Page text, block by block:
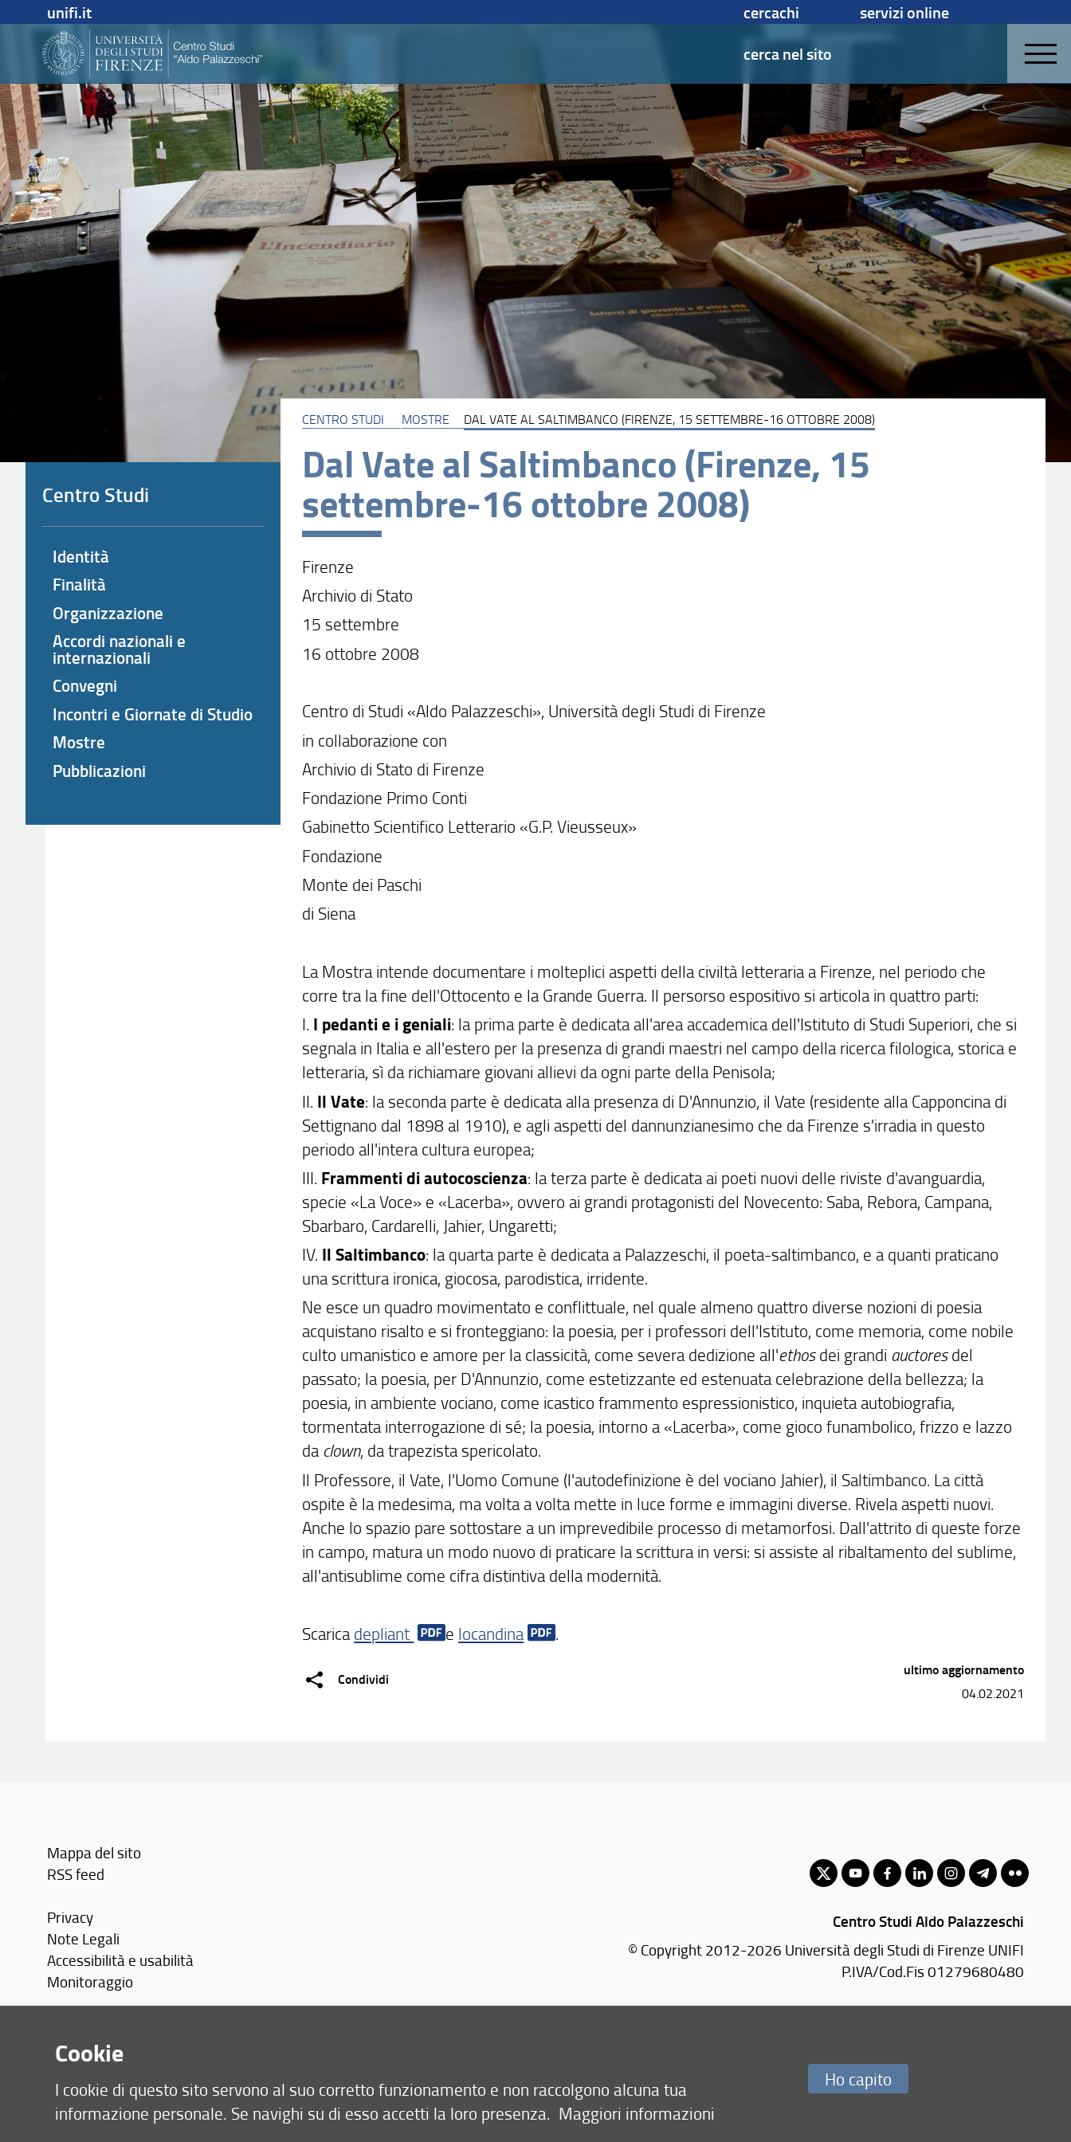
unifi.it cercachi
servizi online
cerca nel sito
CENTRO STUDI MOSTRE DAL VATE AL SALTIMBANCO (FIRENZE, 15 SETTEMBRE-16 OTTOBRE 2008)
Dal Vate al Saltimbanco (Firenze, 15
settembre-16 ottobre 2008)
Firenze
Archivio di Stato
15 settembre
16 ottobre 2008
Centro di Studi «Aldo Palazzeschi», Università degli Studi di Firenze
in collaborazione con
Archivio di Stato di Firenze
Fondazione Primo Conti
Gabinetto Scientifico Letterario «G.P. Vieusseux»
Fondazione
Monte dei Paschi
di Siena
La Mostra intende documentare i molteplici aspetti della civiltà letteraria a Firenze, nel periodo che
corre tra la fine dell'Ottocento e la Grande Guerra. Il persorso espositivo si articola in quattro parti:
I. I pedanti e i geniali: la prima parte è dedicata all'area accademica dell'Istituto di Studi Superiori, che si
segnala in Italia e all'estero per la presenza di grandi maestri nel campo della ricerca filologica, storica e
letteraria, sì da richiamare giovani allievi da ogni parte della Penisola;
II. Il Vate: la seconda parte è dedicata alla presenza di D'Annunzio, il Vate (residente alla Capponcina di
Settignano dal 1898 al 1910), e agli aspetti del dannunzianesimo che da Firenze s'irradia in questo
periodo all'intera cultura europea;
III. Frammenti di autocoscienza: la terza parte è dedicata ai poeti nuovi delle riviste d'avanguardia,
specie «La Voce» e «Lacerba», ovvero ai grandi protagonisti del Novecento: Saba, Rebora, Campana,
Sbarbaro, Cardarelli, Jahier, Ungaretti;
IV. Il Saltimbanco: la quarta parte è dedicata a Palazzeschi, il poeta-saltimbanco, e a quanti praticano
una scrittura ironica, giocosa, parodistica, irridente.
Ne esce un quadro movimentato e conflittuale, nel quale almeno quattro diverse nozioni di poesia
acquistano risalto e si fronteggiano: la poesia, per i professori dell'Istituto, come memoria, come nobile
culto umanistico e amore per la classicità, come severa dedizione all'ethosdei grandi auctoresdel
passato; la poesia, per D'Annunzio, come estetizzante ed estenuata celebrazione della bellezza; la
poesia, in ambiente vociano, come icastico frammento espressionistico, inquieta autobiografia,
tormentata interrogazione di sé; la poesia, intorno a «Lacerba», come gioco funambolico, frizzo e lazzo
da clown, da trapezista spericolato.
Il Professore, il Vate, l'Uomo Comune (l'autodefinizione è del vociano Jahier), il Saltimbanco. La città
ospite è la medesima, ma volta a volta mette in luce forme e immagini diverse. Rivela aspetti nuovi.
Anche lo spazio pare sottostare a un imprevedibile processo di metamorfosi. Dall'attrito di queste forze
in campo, matura un modo nuovo di praticare la scrittura in versi: si assiste al ribaltamento del sublime,
all'antisublime come cifra distintiva della modernità.
Scaricadepliant e locandina .
Condividi
Centro Studi
Identità
Finalità
Organizzazione
Accordi nazionali e
internazionali
Convegni
Incontri e Giornate di Studio
Mostre
Pubblicazioni
ultimo aggiornamento
04.02.2021
Mappa del sito
RSS feed
Privacy
Note Legali
Accessibilità e usabilità
Monitoraggio
Centro Studi Aldo Palazzeschi
© Copyright 2012-2026 Università degli Studi di Firenze UNIFI
P.IVA/Cod.Fis 01279680480
E-mail:c.palazzeschi(AT)unifi.it
Cookie
I cookie di questo sito servono al suo corretto funzionamento e non raccolgono alcuna tua
informazione personale. Se navighi su di esso accetti la loro presenza. Maggiori informazioni
Ho capito